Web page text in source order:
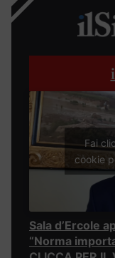
Fai
cookie
Sala d’Ercole
“Norma